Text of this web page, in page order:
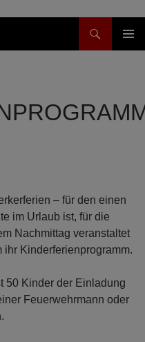
– für den einen
im Urlaub ist, für die
Nachmittag veranstaltet
Kinderferienprogramm.
50 Kinder der Einladung
Feuerwehrmann oder